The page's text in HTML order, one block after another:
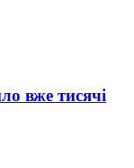
вже тисячі